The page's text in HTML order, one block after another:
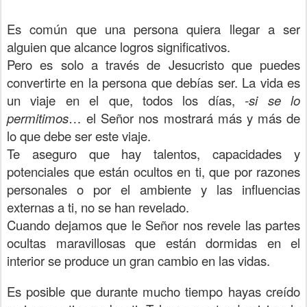
Es común que una persona quiera llegar a ser
alguien que alcance logros significativos.
Pero es solo a través de Jesucristo que puedes
convertirte en la persona que debías ser. La vida es
un viaje en el que, todos los días, -si se lo
permitimos… el Señor nos mostrará más y más de
lo que debe ser este viaje.
Te aseguro que hay talentos, capacidades y
potenciales que están ocultos en ti, que por razones
personales o por el ambiente y las influencias
externas a ti, no se han revelado.
Cuando dejamos que le Señor nos revele las partes
ocultas maravillosas que están dormidas en el
interior se produce un gran cambio en las vidas.
Es posible que durante mucho tiempo hayas creído